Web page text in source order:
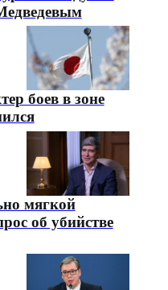
боев в зоне
мягкой
об убийстве